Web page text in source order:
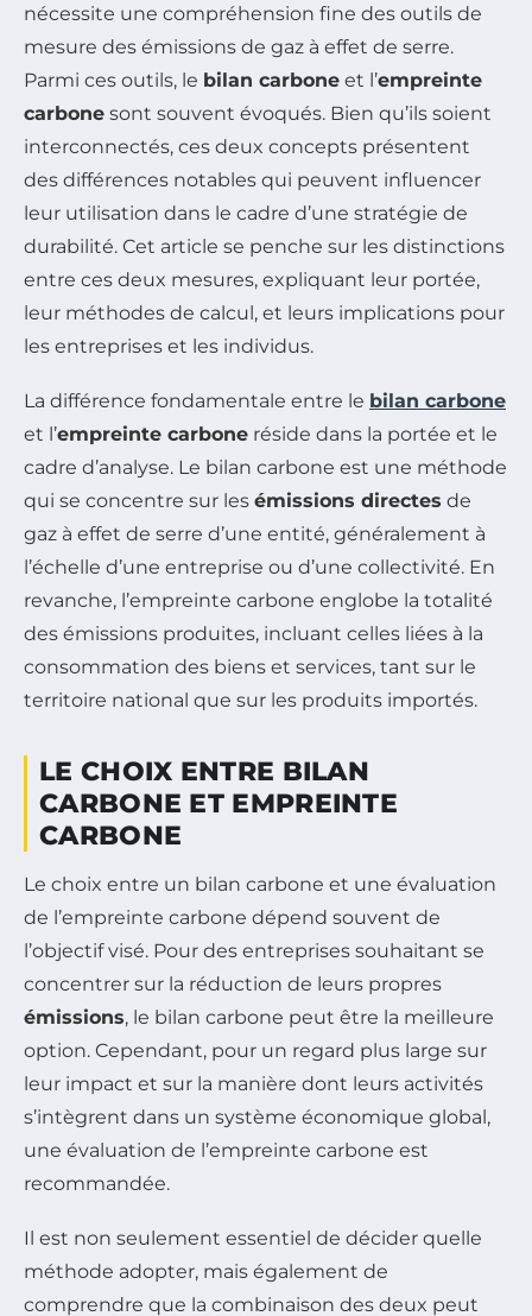
nécessite une compréhension fine des outils de
mesure des émissions de gaz à effet de serre.
Parmi ces outils, le bilan carbone et l’empreinte
carbone sont souvent évoqués. Bien qu’ils soient
interconnectés, ces deux concepts présentent
des différences notables qui peuvent influencer
leur utilisation dans le cadre d’une stratégie de
durabilité. Cet article se penche sur les distinctions
entre ces deux mesures, expliquant leur portée,
leur méthodes de calcul, et leurs implications pour
les entreprises et les individus.
La différence fondamentale entre le bilan carbone
et l’empreinte carbone réside dans la portée et le
cadre d’analyse. Le bilan carbone est une méthode
qui se concentre sur les émissions directes de
gaz à effet de serre d’une entité, généralement à
l’échelle d’une entreprise ou d’une collectivité. En
revanche, l’empreinte carbone englobe la totalité
des émissions produites, incluant celles liées à la
consommation des biens et services, tant sur le
territoire national que sur les produits importés.
LE CHOIX ENTRE BILAN
CARBONE ET EMPREINTE
CARBONE
Le choix entre un bilan carbone et une évaluation
de l’empreinte carbone dépend souvent de
l’objectif visé. Pour des entreprises souhaitant se
concentrer sur la réduction de leurs propres
émissions, le bilan carbone peut être la meilleure
option. Cependant, pour un regard plus large sur
leur impact et sur la manière dont leurs activités
s’intègrent dans un système économique global,
une évaluation de l’empreinte carbone est
recommandée.
Il est non seulement essentiel de décider quelle
méthode adopter, mais également de
comprendre que la combinaison des deux peut